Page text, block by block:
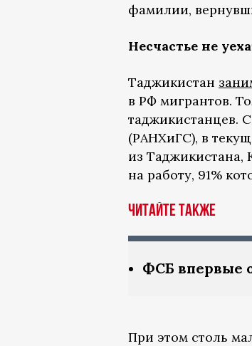
фамилии,
Несчастье не
Таджикистан
в РФ мигрантов.
таджикистанцев.
(РАНХиГС), в
из Таджикистана,
на работу, 91%
Читайте также
ФСБ впервые
При этом столь